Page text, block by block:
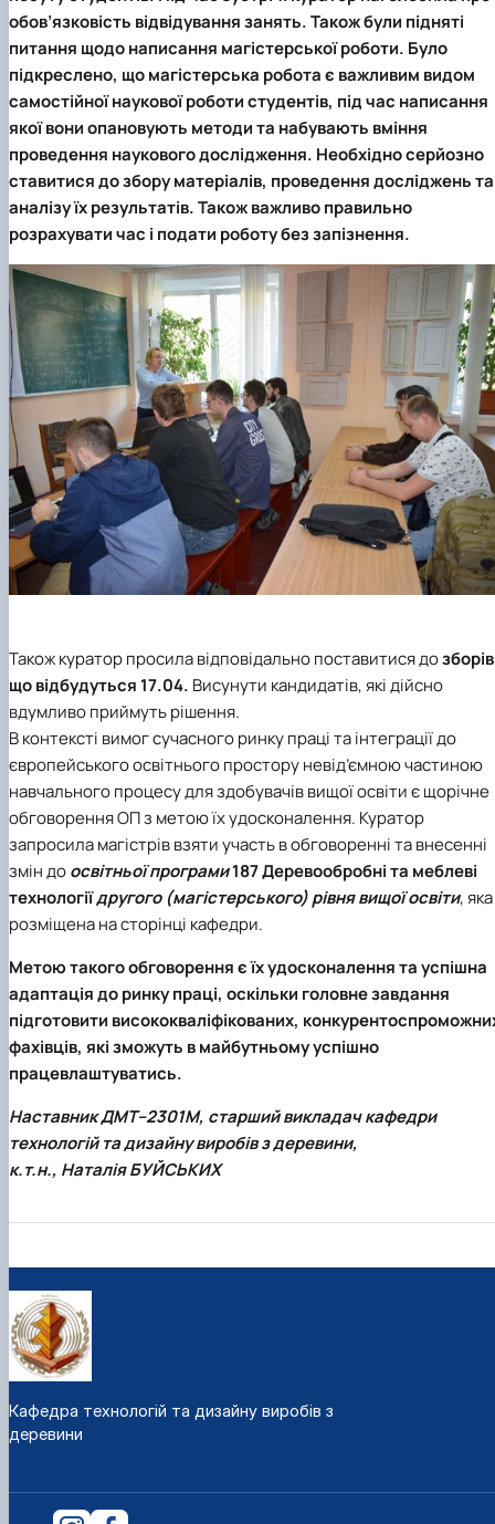
обов’язковість відвідування занять. Також були підняті
питання щодо написання магістерської роботи. Було
підкреслено, що магістерська робота є важливим видом
самостійної наукової роботи студентів, під час написання
якої вони опановують методи та набувають вміння
проведення наукового дослідження. Необхідно серйозно
ставитися до збору матеріалів, проведення досліджень та
аналізу їх результатів. Також важливо правильно
розрахувати час і подати роботу без запізнення.
Також куратор просила відповідально поставитися до
що відбудуться 17.04. Висунути кандидатів, які дійсно
вдумливо приймуть рішення.
В контексті вимог сучасного ринку праці та інтеграції до
європейського освітнього простору невід’ємною частиною
навчального процесу для здобувачів вищої освіти є щорічне
обговорення ОП з метою їх удосконалення. Куратор
запросила магістрів взяти участь в обговоренні та внесенні
змін доосвітньої програми187 Деревообробні та меблеві
технологіїдругого (магістерського) рівня вищої освіти, яка
розміщена на сторінці кафедри.
Метою такого обговорення є їх удосконалення та успішна
адаптація до ринку праці, оскільки головне завдання
підготовити висококваліфікованих,
фахівців, які зможуть в майбутньому успішно
працевлаштуватись.
Наставник ДМТ–2301М, старший викладач кафедри
технологій та дизайну виробів з деревини,
к.т.н., Наталія БУЙСЬКИХ
Кафедра технологій та дизайну виробів з
деревини